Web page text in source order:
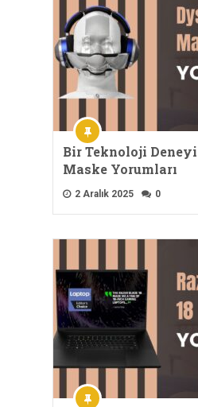
Bir Teknoloji
Maske Yorumları
2 Aralık 2025 0